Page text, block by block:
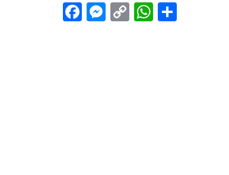
Facebook
Messenger
CopyWhatsApp